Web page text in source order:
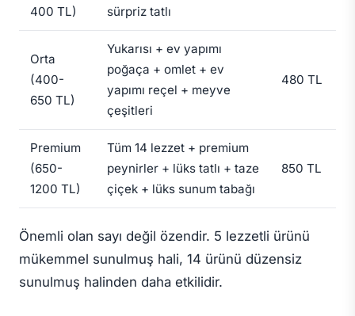
400 TL)
sürpriz tatlı
Orta
(400-
650 TL)
Yukarısı + ev yapımı
poğaça + omlet + ev
yapımı reçel + meyve
çeşitleri
480 TL
Premium
(650-
1200 TL)
Tüm 14 lezzet + premium
peynirler + lüks tatlı + taze
çiçek + lüks sunum tabağı
850 TL
Önemli olan sayı değil özendir. 5 lezzetli ürünü
mükemmel sunulmuş hali, 14 ürünü düzensiz
sunulmuş halinden daha etkilidir.